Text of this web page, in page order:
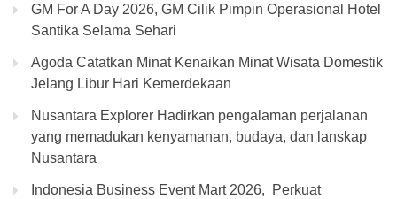
GM For A Day 2026, GM Cilik Pimpin Operasional Hotel
Santika Selama Sehari
Agoda Catatkan Minat Kenaikan Minat Wisata Domestik
Jelang Libur Hari Kemerdekaan
Nusantara Explorer Hadirkan pengalaman perjalanan
yang memadukan kenyamanan, budaya, dan lanskap
Nusantara
Indonesia Business Event Mart 2026, Perkuat